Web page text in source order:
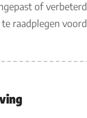
of
raadplegen